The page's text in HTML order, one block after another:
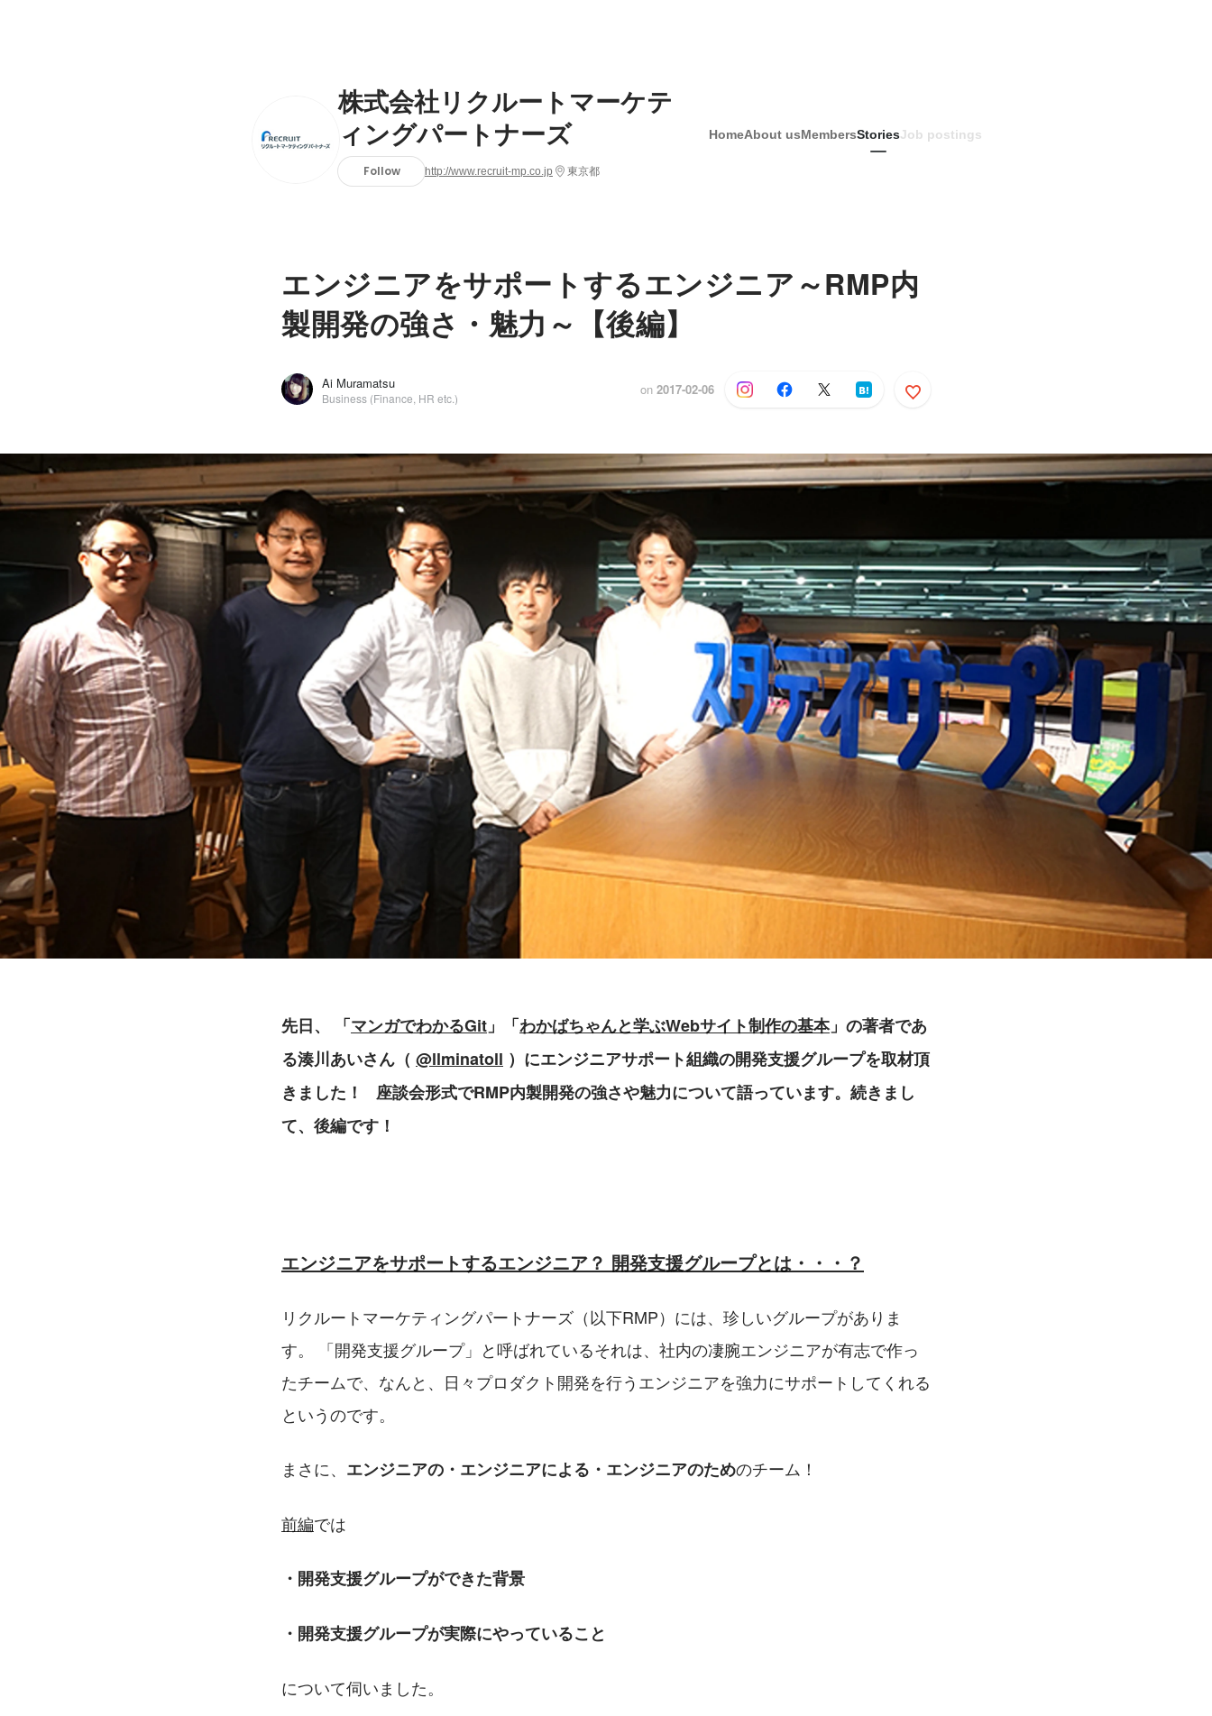
株式会社リクルートマーケテ
ィングパートナーズ
Follow http://www.recruit-mp.co.jp 東京都
HomeAbout usMembersStoriesJob postings
エンジニアをサポートするエンジニア～RMP内
製開発の強さ・魅力～【後編】
Ai Muramatsu
Business (Finance, HR etc.)
on 2017-02-06
先日、 「マンガでわかるGit 」「わかばちゃんと学ぶWebサイト制作の基本」の著者であ
る湊川あいさん（ @llminatoll ）にエンジニアサポート組織の開発支援グループを取材頂
きました！
座談会形式でRMP内製開発の強さや魅力について語っています。続きまし
て、後編です！
エンジニアをサポートするエンジニア？ 開発支援グループとは・・・？
リクルートマーケティングパートナーズ（以下RMP）には、珍しいグループがありま
す。 「開発支援グループ」と呼ばれているそれは、社内の凄腕エンジニアが有志で作っ
たチームで、なんと、日々プロダクト開発を行うエンジニアを強力にサポートしてくれる
というのです。
まさに、 エンジニアの・エンジニアによる・エンジニアのためのチーム！
前編では
・開発支援グループができた背景
・開発支援グループが実際にやっていること
について伺いました。
Ai Muramatsu